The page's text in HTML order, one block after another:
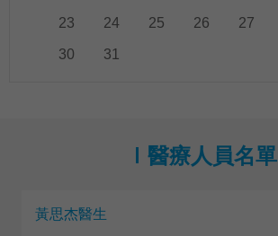
23 24 25 26 27
30 31
醫療人員名單
黃思杰醫生